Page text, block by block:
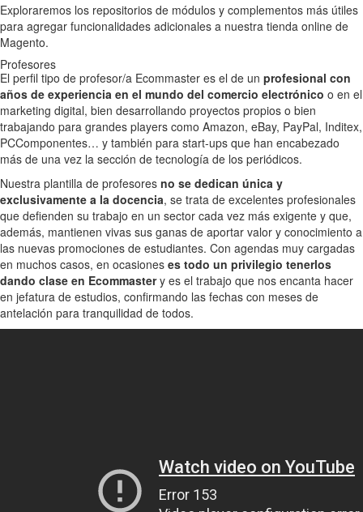
Exploraremos los repositorios de módulos y complementos más útiles
para agregar funcionalidades adicionales a nuestra tienda online de
Magento.
Profesores
El perfil tipo de profesor/a Ecommaster es el de un profesional con
años de experiencia en el mundo del comercio electrónico o en el
marketing digital, bien desarrollando proyectos propios o bien
trabajando para grandes players como Amazon, eBay, PayPal, Inditex,
PCComponentes… y también para start-ups que han encabezado
más de una vez la sección de tecnología de los periódicos.
Nuestra plantilla de profesores no se dedican única y
exclusivamente a la docencia, se trata de excelentes profesionales
que defienden su trabajo en un sector cada vez más exigente y que,
además, mantienen vivas sus ganas de aportar valor y conocimiento a
las nuevas promociones de estudiantes. Con agendas muy cargadas
en muchos casos, en ocasiones es todo un privilegio tenerlos
dando clase en Ecommastery es el trabajo que nos encanta hacer
en jefatura de estudios, confirmando las fechas con meses de
antelación para tranquilidad de todos.